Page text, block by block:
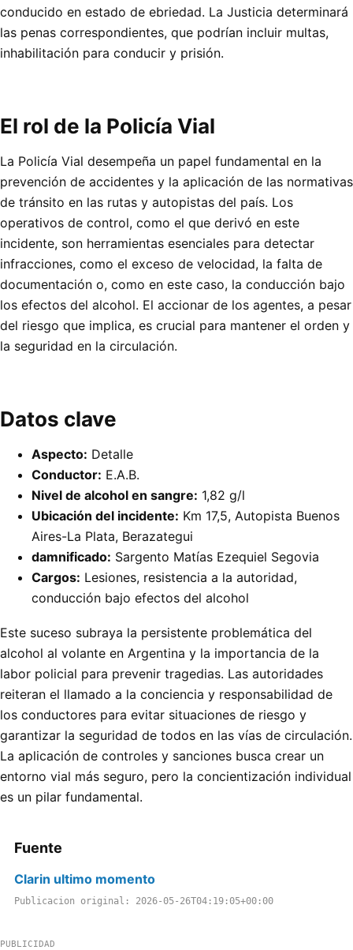
conducido en estado de ebriedad. La Justicia determinará
las penas correspondientes, que podrían incluir multas,
inhabilitación para conducir y prisión.
El rol de la Policía Vial
La Policía Vial desempeña un papel fundamental en la
prevención de accidentes y la aplicación de las normativas
de tránsito en las rutas y autopistas del país. Los
operativos de control, como el que derivó en este
incidente, son herramientas esenciales para detectar
infracciones, como el exceso de velocidad, la falta de
documentación o, como en este caso, la conducción bajo
los efectos del alcohol. El accionar de los agentes, a pesar
del riesgo que implica, es crucial para mantener el orden y
la seguridad en la circulación.
Datos clave
Aspecto: Detalle
Conductor: E.A.B.
Nivel de alcohol en sangre: 1,82 g/l
Ubicación del incidente: Km 17,5, Autopista Buenos
Aires-La Plata, Berazategui
damnificado: Sargento Matías Ezequiel Segovia
Cargos: Lesiones, resistencia a la autoridad,
conducción bajo efectos del alcohol
Este suceso subraya la persistente problemática del
alcohol al volante en Argentina y la importancia de la
labor policial para prevenir tragedias. Las autoridades
reiteran el llamado a la conciencia y responsabilidad de
los conductores para evitar situaciones de riesgo y
garantizar la seguridad de todos en las vías de circulación.
La aplicación de controles y sanciones busca crear un
entorno vial más seguro, pero la concientización individual
es un pilar fundamental.
Fuente
Clarin ultimo momento
Publicacion original: 2026-05-26T04:19:05+00:00
PUBLICIDAD